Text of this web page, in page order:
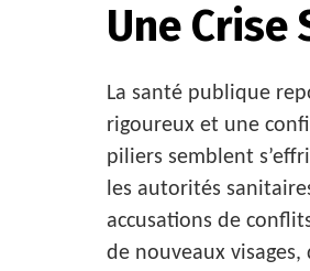
Une Crise
La santé publique
rigoureux et une
piliers semblent
les autorités
accusations de
de nouveaux